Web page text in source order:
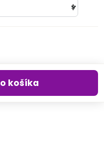
Do košíka